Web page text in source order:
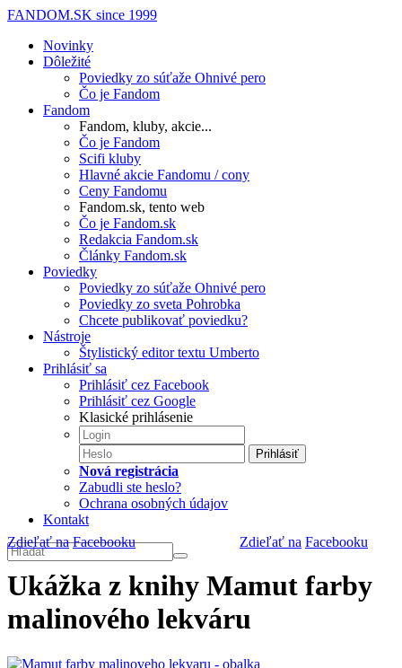
FANDOM.SK since 1999
Novinky
Dôležité
Poviedky zo súťaže Ohnivé pero
Čo je Fandom
Fandom
Fandom, kluby, akcie...
Čo je Fandom
Scifi kluby
Hlavné akcie Fandomu / cony
Ceny Fandomu
Fandom.sk, tento web
Čo je Fandom.sk
Redakcia Fandom.sk
Články Fandom.sk
Poviedky
Poviedky zo súťaže Ohnivé pero
Poviedky zo sveta Pohrobka
Chcete publikovať poviedku?
Nástroje
Štylistický editor textu Umberto
Prihlásiť sa
Prihlásiť cez Facebook
Prihlásiť cez Google
Klasické prihlásenie
Prihlásiť
Nová registrácia
Zabudli ste heslo?
Ochrana osobných údajov
Kontakt
Zdieľať na Facebooku
Zdieľať na Facebooku
Ukážka z knihy Mamut farby
malinového lekváru